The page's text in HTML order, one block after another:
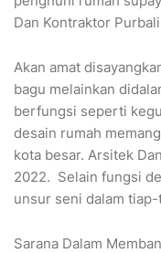
Dan Kontraktor
Akan amat
bagu melainkan
berfungsi seperti
desain rumah
kota besar. Arsitek
2022. Selain fungsi
unsur seni dalam
Sarana Dalam